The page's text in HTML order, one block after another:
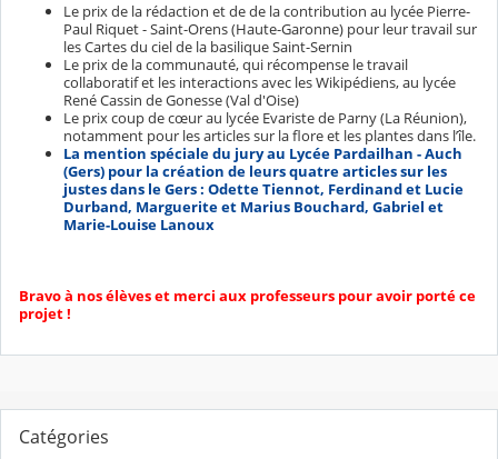
Le prix de la rédaction et de de la contribution au lycée Pierre-
Paul Riquet - Saint-Orens (Haute-Garonne) pour leur travail sur
les Cartes du ciel de la basilique Saint-Sernin
Le prix de la communauté, qui récompense le travail
collaboratif et les interactions avec les Wikipédiens, au lycée
René Cassin de Gonesse (Val d'Oise)
Le prix coup de cœur au lycée Evariste de Parny (La Réunion),
notamment pour les articles sur la flore et les plantes dans l’île.
La mention spéciale du jury au Lycée Pardailhan - Auch
(Gers) pour la création de leurs quatre articles sur les
justes dans le Gers : Odette Tiennot, Ferdinand et Lucie
Durband, Marguerite et Marius Bouchard, Gabriel et
Marie-Louise Lanoux
Bravo à nos élèves et merci aux professeurs pour avoir porté ce
projet !
Catégories